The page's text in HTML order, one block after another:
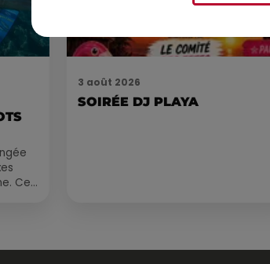
Cet
3 août 2026
SOIRÉE DJ PLAYA